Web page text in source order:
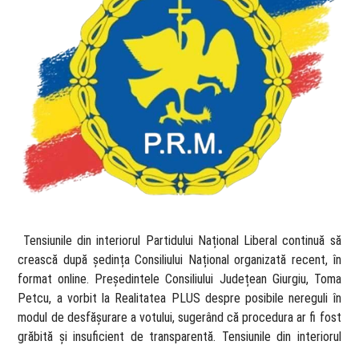
​ Tensiunile din interiorul Partidului Național Liberal continuă să
crească după ședința Consiliului Național organizată recent, în
format online. Președintele Consiliului Județean Giurgiu, Toma
Petcu, a vorbit la Realitatea PLUS despre posibile nereguli în
modul de desfășurare a votului, sugerând că procedura ar fi fost
grăbită și insuficient de transparentă. Tensiunile din interiorul